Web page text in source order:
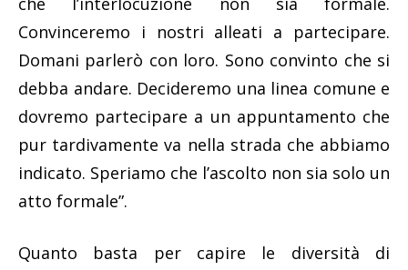
Convinceremo i nostri alleati a partecipare.
Domani parlerò con loro. Sono convinto che si
debba andare. Decideremo una linea comune e
dovremo partecipare a un appuntamento che
pur tardivamente va nella strada che abbiamo
indicato. Speriamo che l’ascolto non sia solo un
atto formale”.
Quanto basta per capire le diversità di